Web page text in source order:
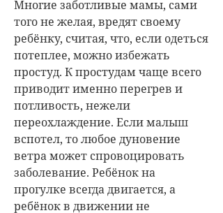
Это же правило проецируем на
пребывание в помещении.
Одевайте в группу ребёнка
полегче. Все мы прекрасно знаем,
как сильно работают батареи
зимой. Ребёнок в саду постоянно
двигается. Если за это время он
успел вспотеть, а потом вышел с
воспитателем на прогулку,
простуда обеспечена.